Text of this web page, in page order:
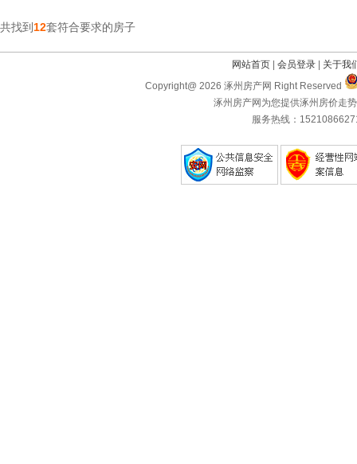
共找到 12套符合要求的房子
网站首页 会员登录
关于我
Copyright@ 2026 涿州房产网 Right Reserved
涿州房产网为您提供涿州房价走
服务热线：